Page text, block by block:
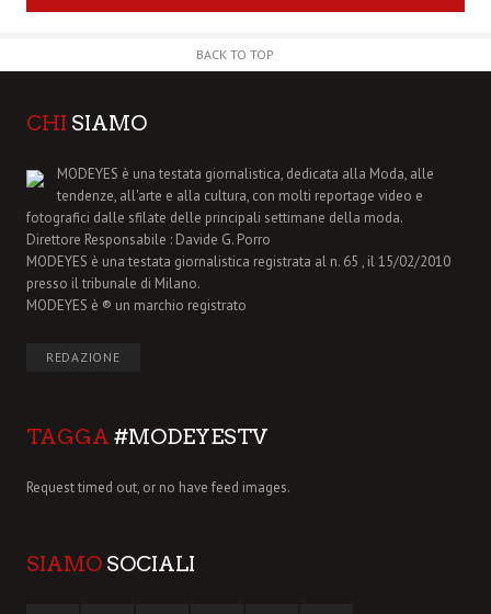
BACK TO TOP
CHI SIAMO
MODEYES è una testata giornalistica, dedicata alla Moda, alle
tendenze, all'arte e alla cultura, con molti reportage video e
fotografici dalle sfilate delle principali settimane della moda.
Direttore Responsabile : Davide G. Porro
MODEYES è una testata giornalistica registrata al n. 65 , il 15/02/2010
presso il tribunale di Milano.
MODEYES è ® un marchio registrato
REDAZIONE
TAGGA #MODEYESTV
Request timed out, or no have feed images.
SIAMO SOCIALI